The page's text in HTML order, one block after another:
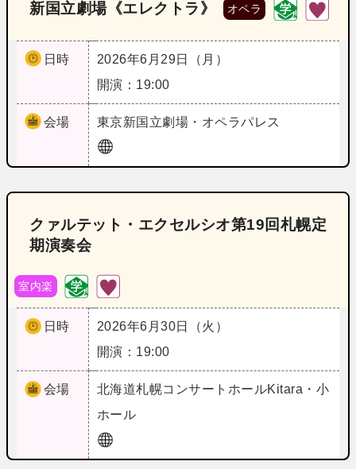
新国立劇場《エレクトラ》 オペラ
日時
2026年6月29日（月）
開演：19:00
会場 東京新国立劇場・オペラパレス
クァルテット・エクセルシオ第19回札幌定
期演奏会
室内楽
日時
2026年6月30日（火）
開演：19:00
会場 北海道札幌コンサートホールKitara・小
ホール